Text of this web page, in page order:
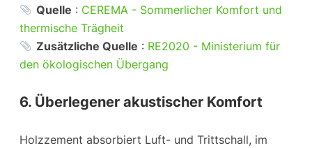
Quelle : CEREMA - Sommerlicher Komfort und
thermische Trägheit
Zusätzliche Quelle : RE2020 - Ministerium für
den ökologischen Übergang
6. Überlegener akustischer Komfort
Holzzement absorbiert Luft- und Trittschall, im